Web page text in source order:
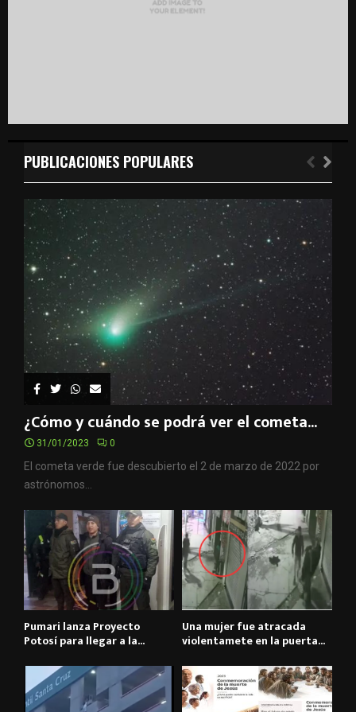
PUBLICACIONES POPULARES
¿Cómo y cuándo se podrá ver el cometa...
31/01/2023 0
El cometa verde fue descubierto el 2 de marzo de 2022 por
astrónomos...
Pumari lanza Proyecto
Potosí para llegar a la...
Una mujer fue atracada
violentamete en la puerta...